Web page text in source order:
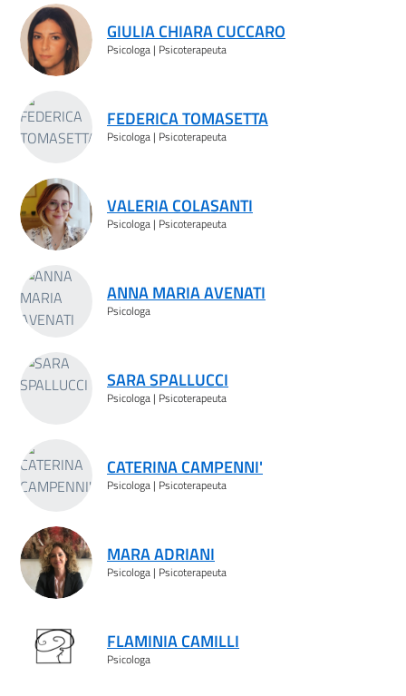
GIULIA CHIARA CUCCARO
Psicologa | Psicoterapeuta
FEDERICA TOMASETTA
Psicologa | Psicoterapeuta
VALERIA COLASANTI
Psicologa | Psicoterapeuta
ANNA MARIA AVENATI
Psicologa
SARA SPALLUCCI
Psicologa | Psicoterapeuta
CATERINA CAMPENNI'
Psicologa | Psicoterapeuta
MARA ADRIANI
Psicologa | Psicoterapeuta
FLAMINIA CAMILLI
Psicologa